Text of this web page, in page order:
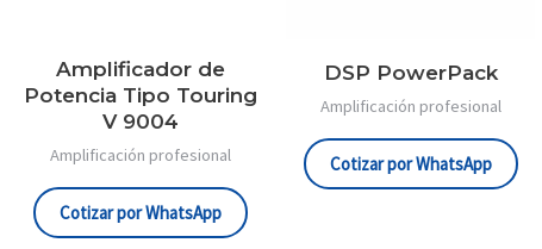
Amplificador de
Potencia Tipo Touring
V 9004
Amplificación profesional
Cotizar por WhatsApp
DSP PowerPack
Amplificación profesional
Cotizar por WhatsApp